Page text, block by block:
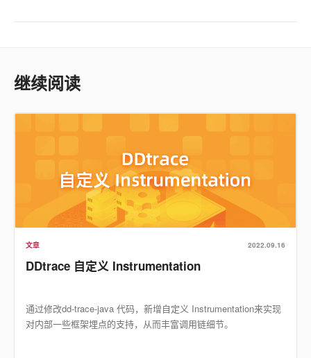
继续阅读
文章 2022.09.16
DDtrace 自定义 Instrumentation
通过修改dd-trace-java 代码，新增自定义 Instrumentation来实现
对内部一些框架埋点的支持，从而丰富调用链细节。